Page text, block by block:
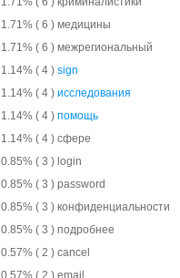
1.71% ( 6 ) медицины
1.71% ( 6 ) межрегиональный
1.14% ( 4 ) sign
1.14% ( 4 ) исследования
1.14% ( 4 ) помощь
1.14% ( 4 ) сфере
0.85% ( 3 ) login
0.85% ( 3 ) password
0.85% ( 3 ) конфиденциальности
0.85% ( 3 ) подробнее
0.57% ( 2 ) cancel
0.57% ( 2 ) email